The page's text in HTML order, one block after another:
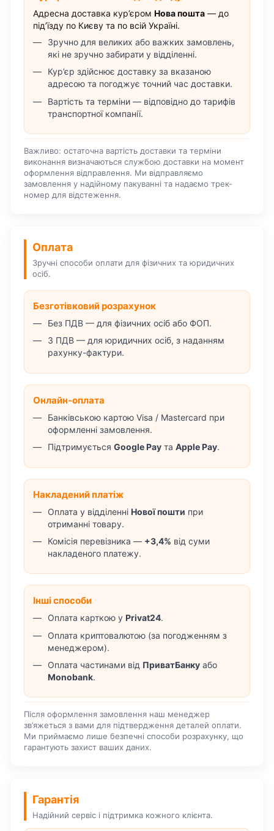
Адресна доставка кур’єром Нова пошта — до
під’їзду по Києву та по всій Україні.
Зручно для великих або важких замовлень,
які не зручно забирати у відділенні.
Кур’єр здійснює доставку за вказаною
адресою та погоджує точний час доставки.
Вартість та терміни — відповідно до тарифів
транспортної компанії.
Важливо: остаточна вартість доставки та терміни
виконання визначаються службою доставки на момент
оформлення відправлення. Ми відправляємо
замовлення у надійному пакуванні та надаємо трек-
номер для відстеження.
Оплата
Зручні способи оплати для фізичних та юридичних
осіб.
Безготівковий розрахунок
Без ПДВ — для фізичних осіб або ФОП.
З ПДВ — для юридичних осіб, з наданням
рахунку-фактури.
Онлайн-оплата
Банківською картою Visa / Mastercard при
оформленні замовлення.
Підтримується Google Pay та Apple Pay.
Накладений платіж
Оплата у відділенні Нової пошти при
отриманні товару.
Комісія перевізника — +3,4% від суми
накладеного платежу.
Інші способи
Оплата карткою у Privat24.
Оплата криптовалютою (за погодженням з
менеджером).
Оплата частинами від ПриватБанку або
Monobank.
Після оформлення замовлення наш менеджер
зв’яжеться з вами для підтвердження деталей оплати.
Ми приймаємо лише безпечні способи розрахунку, що
гарантують захист ваших даних.
Гарантія
Надійний сервіс і підтримка кожного клієнта.